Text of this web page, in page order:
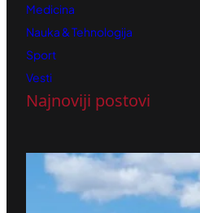
Medicina
Nauka & Tehnologija
Sport
Vesti
Najnoviji postovi